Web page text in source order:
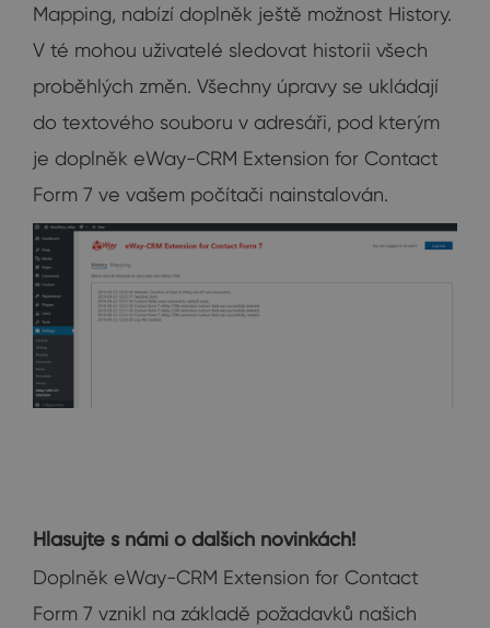
Mapping, nabízí doplněk ještě možnost History.
V té mohou uživatelé sledovat historii všech
proběhlých změn. Všechny úpravy se ukládají
do textového souboru v adresáři, pod kterým
je doplněk eWay-CRM Extension for Contact
Form 7 ve vašem počítači nainstalován.
Hlasujte s námi o dalších novinkách!
Doplněk eWay-CRM Extension for Contact
Form 7 vznikl na základě požadavků našich